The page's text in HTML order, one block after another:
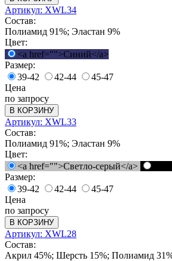
Артикул: XWL34
Состав:
Полиамид 91%; Эластан 9%
Цвет:
<a href="">Синий</a>
Размер:
39-42
42-44
45-47
Цена
по запросу
В КОРЗИНУ
Артикул: XWL33
Состав:
Полиамид 91%; Эластан 9%
Цвет:
<a href="">Светло-серый</a>
Размер:
39-42
42-44
45-47
Цена
по запросу
В КОРЗИНУ
Артикул: XWL28
Состав:
Акрил 45%; Шерсть 15%; Полиамид